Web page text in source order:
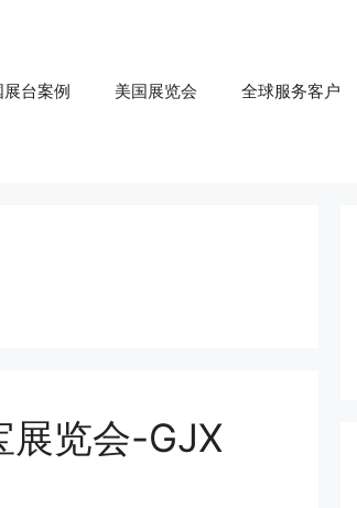
展台案例 美国展览会 全球服务客户
展览会-GJX